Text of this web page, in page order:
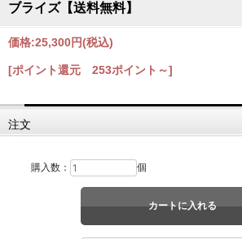
ブライズ【送料無料】
価格:25,300円(税込)
[ポイント還元 253ポイント～]
注文
購入数： 個